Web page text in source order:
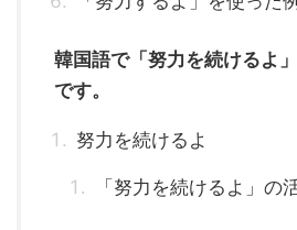
韓国語で「努力を続けるよ
です。
努力を続けるよ
「努力を続けるよ」の